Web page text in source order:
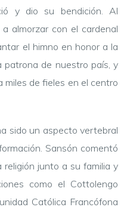
y dio su bendición. Al
almorzar con el cardenal
el himno en honor a la
patrona de nuestro país, y
miles de fieles en el centro
sido un aspecto vertebral
Sansón comentó
junto a su familia y
como el Cottolengo
Católica Francófona